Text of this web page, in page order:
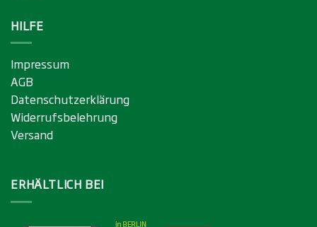
HILFE
Impressum
AGB
Datenschutzerklärung
Widerrufsbelehrung
Versand
ERHÄLTLICH BEI